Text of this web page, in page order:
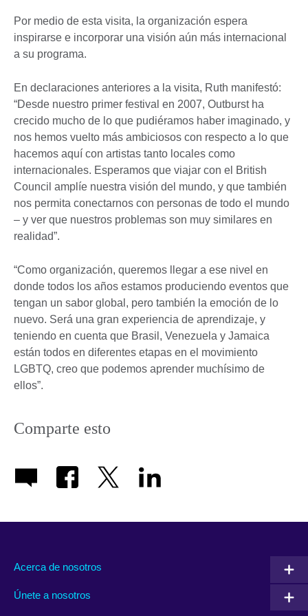
Por medio de esta visita, la organización espera
inspirarse e incorporar una visión aún más internacional
a su programa.
En declaraciones anteriores a la visita, Ruth manifestó:
“Desde nuestro primer festival en 2007, Outburst ha
crecido mucho de lo que pudiéramos haber imaginado, y
nos hemos vuelto más ambiciosos con respecto a lo que
hacemos aquí con artistas tanto locales como
internacionales. Esperamos que viajar con el British
Council amplíe nuestra visión del mundo, y que también
nos permita conectarnos con personas de todo el mundo
– y ver que nuestros problemas son muy similares en
realidad”.
“Como organización, queremos llegar a ese nivel en
donde todos los años estamos produciendo eventos que
tengan un sabor global, pero también la emoción de lo
nuevo. Será una gran experiencia de aprendizaje, y
teniendo en cuenta que Brasil, Venezuela y Jamaica
están todos en diferentes etapas en el movimiento
LGBTQ, creo que podemos aprender muchísimo de
ellos”.
Comparte esto
Acerca de nosotros
Únete a nosotros